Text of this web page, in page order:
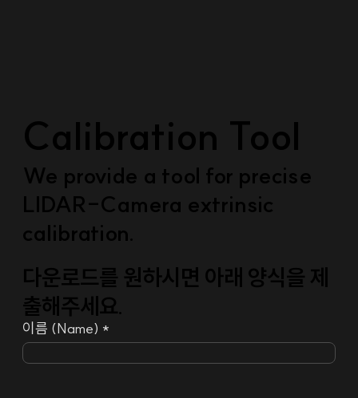
Calibration Tool
이름 (Name) *
다운로드를 원하시면 아래 양식을 제
출해주세요.
We provide a tool for precise
LIDAR-Camera extrinsic
calibration.